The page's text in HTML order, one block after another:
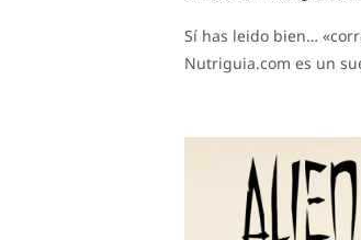
Sí has leido bien…
Nutriguia.com es un